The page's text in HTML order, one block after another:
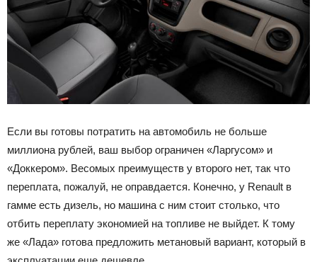
Если вы готовы потратить на автомобиль не больше
миллиона рублей, ваш выбор ограничен «Ларгусом» и
«Доккером». Весомых преимуществ у второго нет, так что
переплата, пожалуй, не оправдается. Конечно, у Renault в
гамме есть дизель, но машина с ним стоит столько, что
отбить переплату экономией на топливе не выйдет. К тому
же «Лада» готова предложить метановый вариант, который в